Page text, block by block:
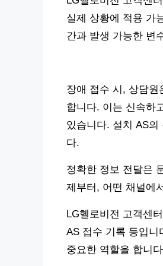
실제 상황에 적용 가
간과 발생 가능한 변
장애 접수 시, 상담
합니다. 이는 신속하
있습니다. 설치 AS
다.
정확한 정보 전달은
제부터, 어떤 채널에
LG헬로비전 고객센
AS 접수 기록 등입니
중요한 역할을 합니